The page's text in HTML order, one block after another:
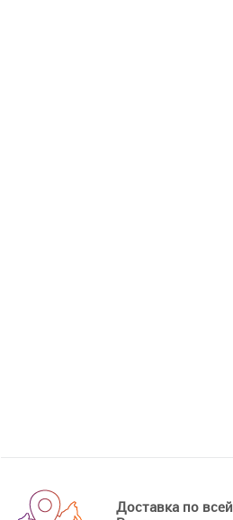
Доставка по всей